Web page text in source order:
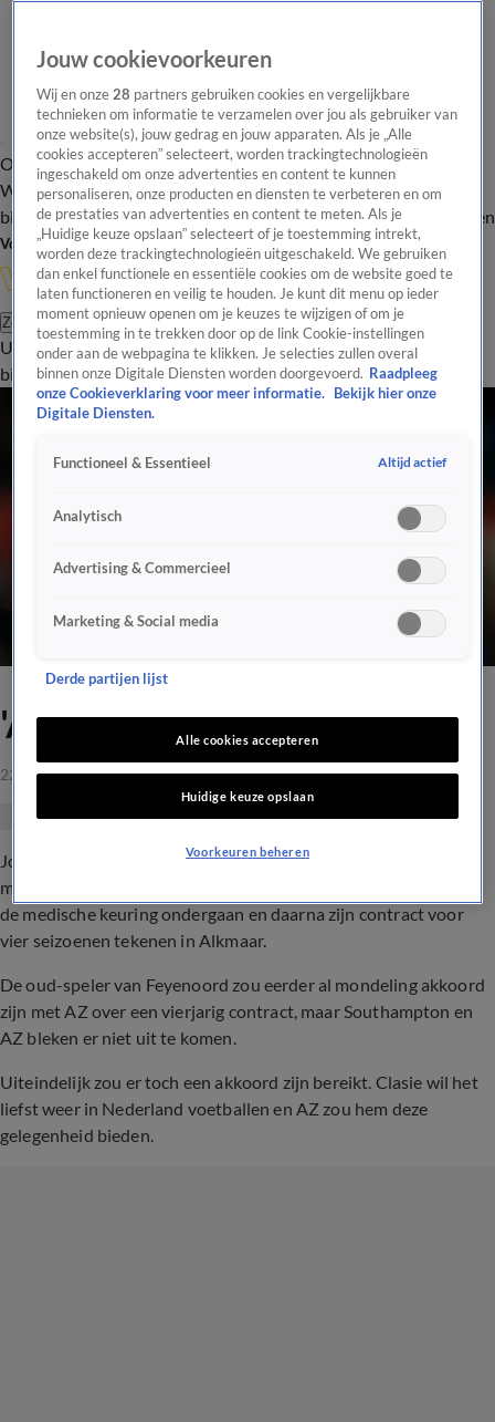
Overzicht Onze programma's Uitzendingen Onze gezichten
In de
WandelgangenInterviewsUitzending
bijwonenPodcastShopVeelgestelde vragenKijkersvraag insturen
Volg Vandaag Inside
Zoeken
UitzendingenVandaag InsideDe OranjezomerShopUitzending
bijwonen
'AZ haalt Clasie binnen'
22 juli 2019, 15:54
Jordy Clasie speelt dit seizoen voor AZ, zo meldt De Telegraaf
maandagmiddag. De 28-jarige Haarlemmer zou op dit moment
de medische keuring ondergaan en daarna zijn contract voor
vier seizoenen tekenen in Alkmaar.
De oud-speler van Feyenoord zou eerder al mondeling akkoord
zijn met AZ over een vierjarig contract, maar Southampton en
AZ bleken er niet uit te komen.
Uiteindelijk zou er toch een akkoord zijn bereikt. Clasie wil het
liefst weer in Nederland voetballen en AZ zou hem deze
gelegenheid bieden.
Jouw cookievoorkeuren
Wij en onze28 partners gebruiken cookies en vergelijkbare
technieken om informatie te verzamelen over jou als gebruiker van
onze website(s), jouw gedrag en jouw apparaten. Als je „Alle
cookies accepteren” selecteert, worden trackingtechnologieën
ingeschakeld om onze advertenties en content te kunnen
personaliseren, onze producten en diensten te verbeteren en om
de prestaties van advertenties en content te meten. Als je
„Huidige keuze opslaan” selecteert of je toestemming intrekt,
worden deze trackingtechnologieën uitgeschakeld. We gebruiken
dan enkel functionele en essentiële cookies om de website goed te
laten functioneren en veilig te houden. Je kunt dit menu op ieder
moment opnieuw openen om je keuzes te wijzigen of om je
toestemming in te trekken door op de link Cookie-instellingen
onder aan de webpagina te klikken. Je selecties zullen overal
binnen onze Digitale Diensten worden doorgevoerd. Raadpleeg
onze Cookieverklaring voor meer informatie.
Bekijk hier onze
Digitale Diensten.
Functioneel & Essentieel Altijd actief
Analytisch
Advertising & Commercieel
Marketing & Social media
Derde partijen lijst
Alle cookies accepteren
Huidige keuze opslaan
Voorkeuren beheren